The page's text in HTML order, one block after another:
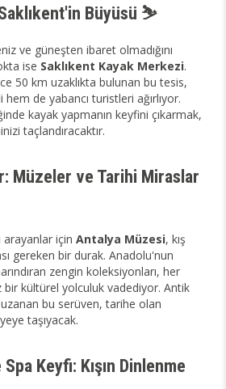
Büyüsü ⛷️
ve güneşten ibaret olmadığını
ise Saklıkent Kayak Merkezi.
50 km uzaklıkta bulunan bu tesis,
hem de yabancı turistleri ağırlıyor.
kayak yapmanın keyfini çıkarmak,
taçlandıracaktır.
Müzeler ve Tarihi Miraslar
arayanlar için Antalya Müzesi, kış
gereken bir durak. Anadolu'nun
zengin koleksiyonları, her
kültürel yolculuk vadediyor. Antik
bu serüven, tarihe olan
taşıyacak.
Keyfi: Kışın Dinlenme